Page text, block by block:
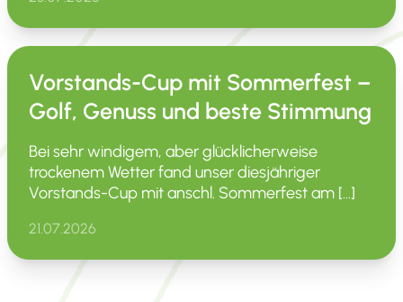
Vorstands-Cup mit Sommerfest –
Golf, Genuss und beste Stimmung
Bei sehr windigem, aber glück­li­cher­weise
trockenem Wetter fand unser diesjäh­riger
Vorstands-Cup mit anschl. Sommer­fest am […]
21.07.2026